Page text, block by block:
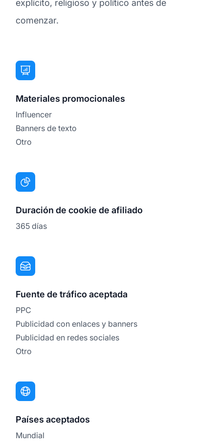
explícito, religioso y político antes de
comenzar.
Materiales promocionales
Influencer
Banners de texto
Otro
Duración de cookie de afiliado
365 días
Fuente de tráfico aceptada
PPC
Publicidad con enlaces y banners
Publicidad en redes sociales
Otro
Países aceptados
Mundial